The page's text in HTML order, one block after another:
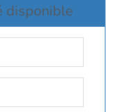
disponible